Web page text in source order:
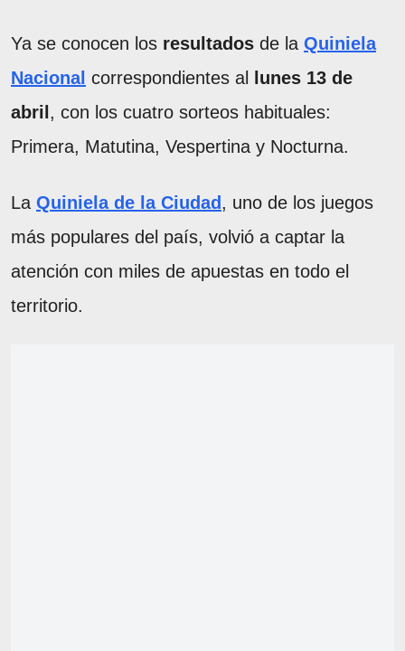
Ya se conocen los resultados de la Quiniela
Nacional correspondientes al lunes 13 de
abril, con los cuatro sorteos habituales:
Primera, Matutina, Vespertina y Nocturna.
La Quiniela de la Ciudad, uno de los juegos
más populares del país, volvió a captar la
atención con miles de apuestas en todo el
territorio.